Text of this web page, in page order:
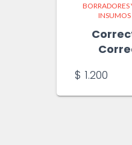
BORRADORES
INSUMOS
$ 1.200